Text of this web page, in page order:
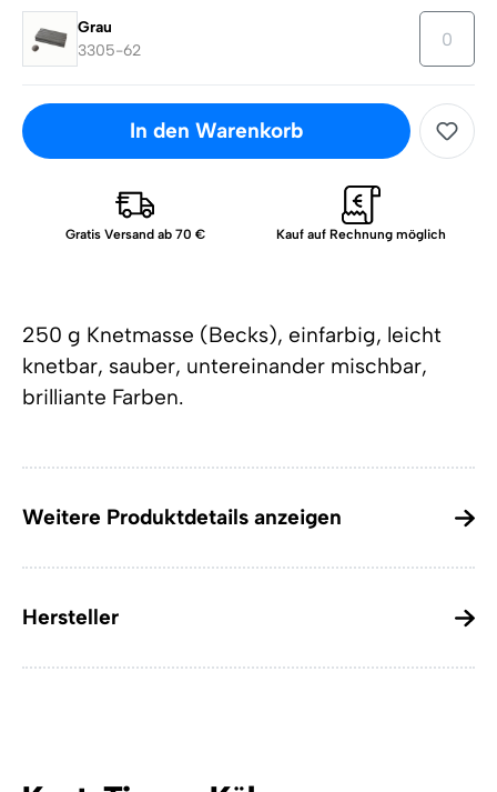
250 g Knetmasse (Becks), einfarbig, leicht
knetbar, sauber, untereinander mischbar,
brilliante Farben.
Weitere Produktdetails anzeigen
Hersteller
Grau
3305-62
In den Warenkorb
Gratis Versand ab 70 € Kauf auf Rechnung möglich